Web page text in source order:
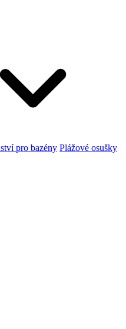
pro bazény Plážové osušky